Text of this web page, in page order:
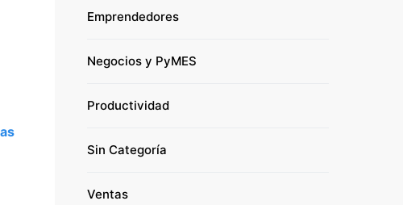
Emprendedores
Negocios y PyMES
Productividad
Sin Categoría
Ventas